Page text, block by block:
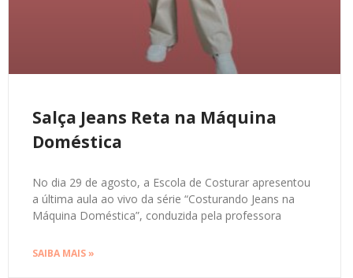
Salça Jeans Reta na Máquina
Doméstica
No dia 29 de agosto, a Escola de Costurar apresentou
a última aula ao vivo da série “Costurando Jeans na
Máquina Doméstica”, conduzida pela professora
SAIBA MAIS »